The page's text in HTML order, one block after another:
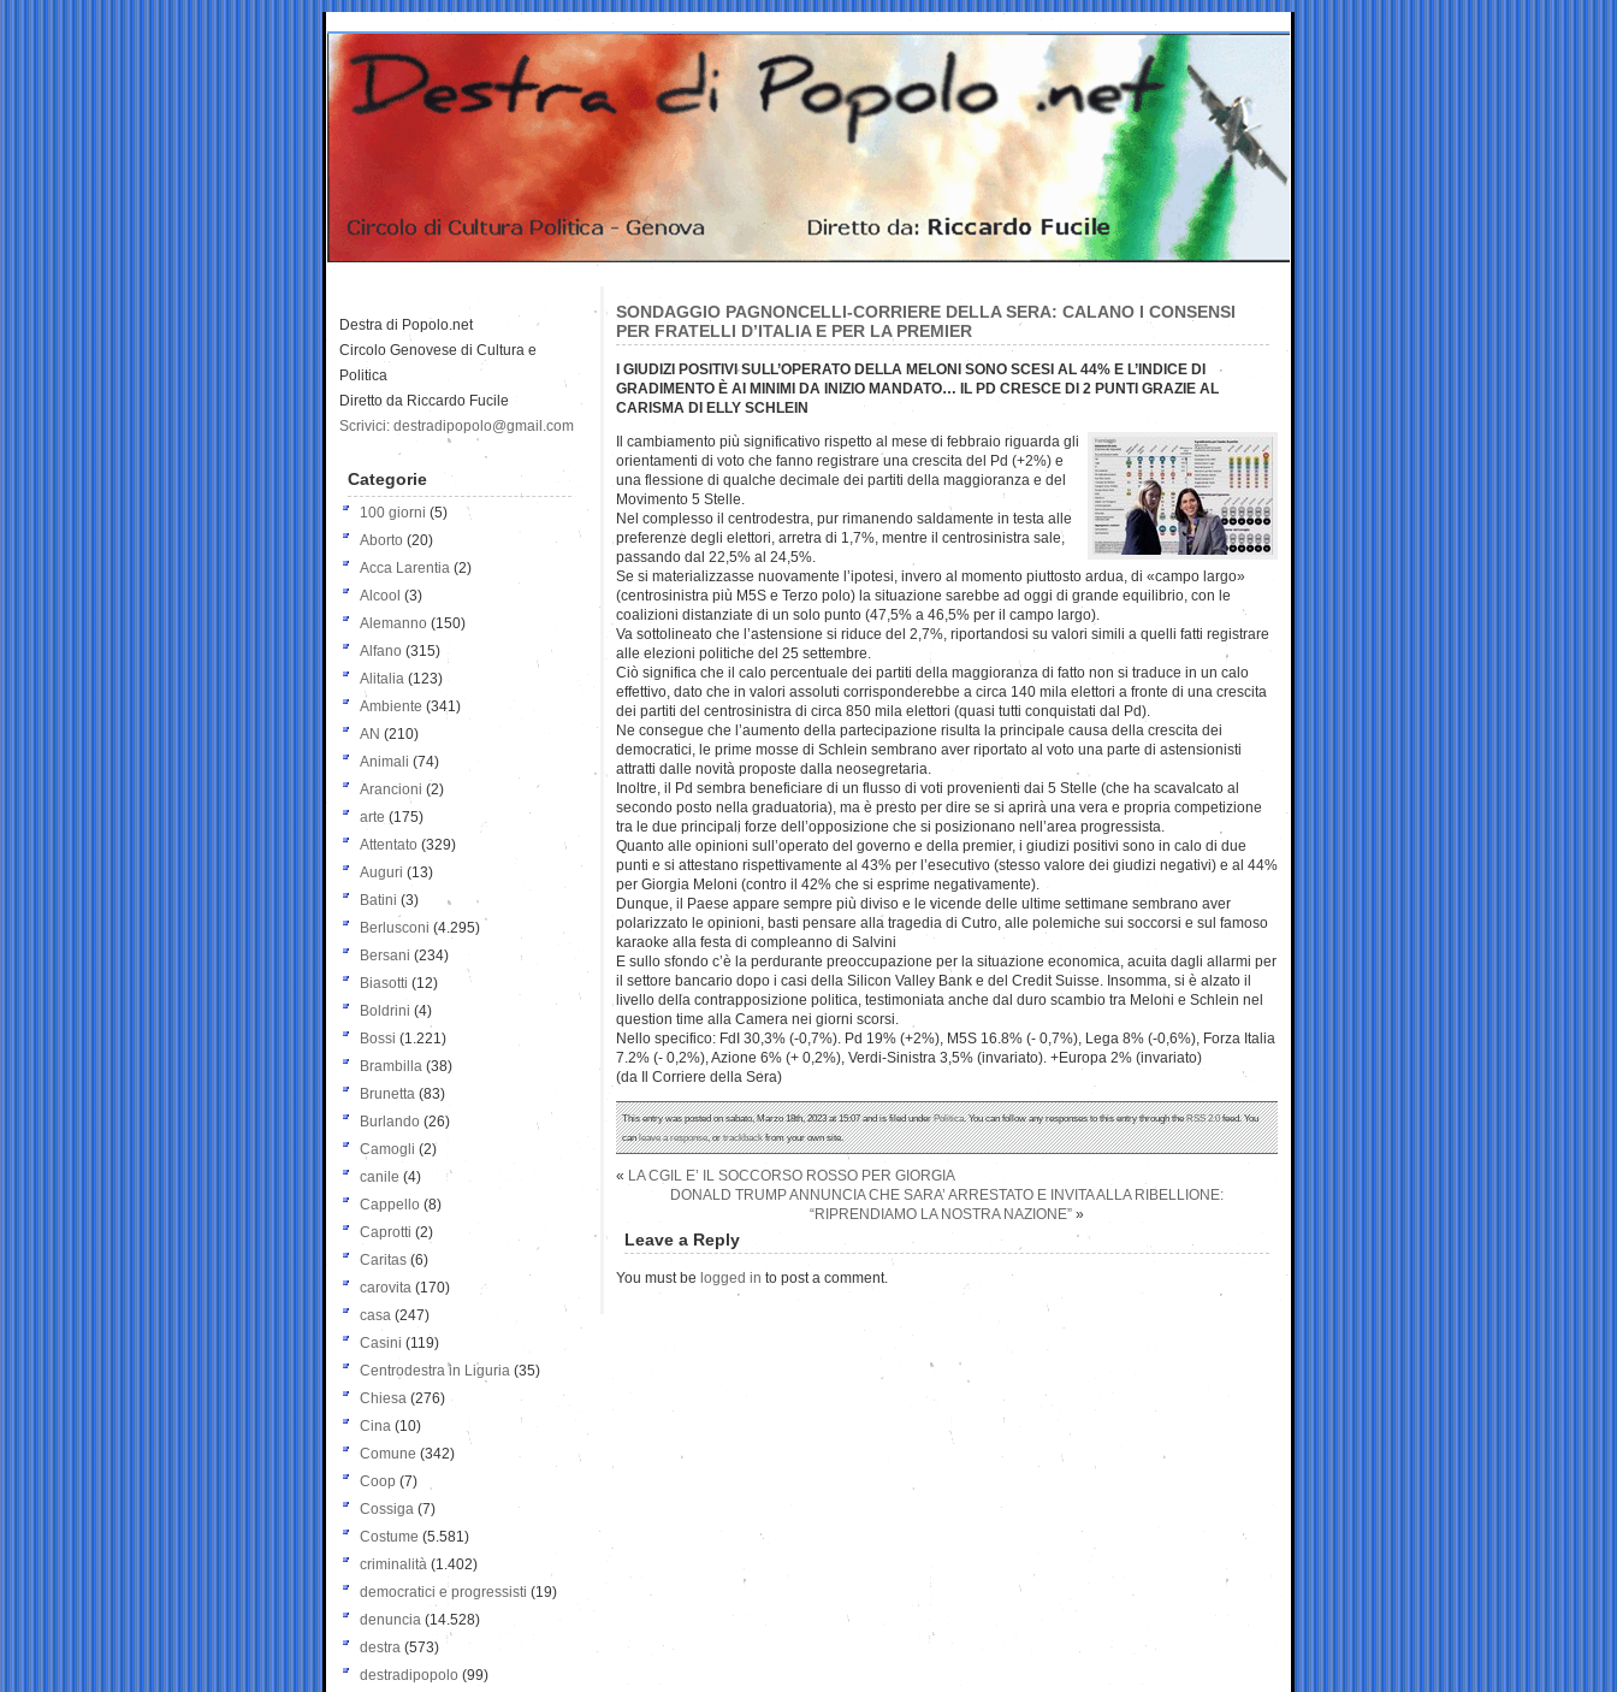
SONDAGGIO PAGNONCELLI-CORRIERE DELLA SERA: CALANO I CONSENSI
PER FRATELLI D’ITALIA E PER LA PREMIER
I GIUDIZI POSITIVI SULL’OPERATO DELLA MELONI SONO SCESI AL 44% E L’INDICE DI
GRADIMENTO È AI MINIMI DA INIZIO MANDATO… IL PD CRESCE DI 2 PUNTI GRAZIE AL
CARISMA DI ELLY SCHLEIN
Il cambiamento più significativo rispetto al mese di febbraio riguarda gli
orientamenti di voto che fanno registrare una crescita del Pd (+2%) e
una flessione di qualche decimale dei partiti della maggioranza e del
Movimento 5 Stelle.
Nel complesso il centrodestra, pur rimanendo saldamente in testa alle
preferenze degli elettori, arretra di 1,7%, mentre il centrosinistra sale,
passando dal 22,5% al 24,5%.
Se si materializzasse nuovamente l’ipotesi, invero al momento piuttosto ardua, di «campo largo»
(centrosinistra più M5S e Terzo polo) la situazione sarebbe ad oggi di grande equilibrio, con le
coalizioni distanziate di un solo punto (47,5% a 46,5% per il campo largo).
Va sottolineato che l’astensione si riduce del 2,7%, riportandosi su valori simili a quelli fatti registrare
alle elezioni politiche del 25 settembre.
Ciò significa che il calo percentuale dei partiti della maggioranza di fatto non si traduce in un calo
effettivo, dato che in valori assoluti corrisponderebbe a circa 140 mila elettori a fronte di una crescita
dei partiti del centrosinistra di circa 850 mila elettori (quasi tutti conquistati dal Pd).
Ne consegue che l’aumento della partecipazione risulta la principale causa della crescita dei
democratici, le prime mosse di Schlein sembrano aver riportato al voto una parte di astensionisti
attratti dalle novità proposte dalla neosegretaria.
Inoltre, il Pd sembra beneficiare di un flusso di voti provenienti dai 5 Stelle (che ha scavalcato al
secondo posto nella graduatoria), ma è presto per dire se si aprirà una vera e propria competizione
tra le due principali forze dell’opposizione che si posizionano nell’area progressista.
Quanto alle opinioni sull’operato del governo e della premier, i giudizi positivi sono in calo di due
punti e si attestano rispettivamente al 43% per l’esecutivo (stesso valore dei giudizi negativi) e al 44%
per Giorgia Meloni (contro il 42% che si esprime negativamente).
Dunque, il Paese appare sempre più diviso e le vicende delle ultime settimane sembrano aver
polarizzato le opinioni, basti pensare alla tragedia di Cutro, alle polemiche sui soccorsi e sul famoso
karaoke alla festa di compleanno di Salvini
E sullo sfondo c’è la perdurante preoccupazione per la situazione economica, acuita dagli allarmi per
il settore bancario dopo i casi della Silicon Valley Bank e del Credit Suisse. Insomma, si è alzato il
livello della contrapposizione politica, testimoniata anche dal duro scambio tra Meloni e Schlein nel
question time alla Camera nei giorni scorsi.
Nello specifico: FdI 30,3% (-0,7%). Pd 19% (+2%), M5S 16.8% (- 0,7%), Lega 8% (-0,6%), Forza Italia
7.2% (- 0,2%), Azione 6% (+ 0,2%), Verdi-Sinistra 3,5% (invariato). +Europa 2% (invariato)
(da Il Corriere della Sera)
This entry was posted on sabato, Marzo 18th, 2023 at 15:07 and is filed underPolitica. You can follow any responses to this entry through theRSS 2.0feed. You
canleave a response, ortrackbackfrom your own site.
« LA CGIL E’ IL SOCCORSO ROSSO PER GIORGIA
DONALD TRUMP ANNUNCIA CHE SARA’ ARRESTATO E INVITA ALLA RIBELLIONE:
“RIPRENDIAMO LA NOSTRA NAZIONE” »
Leave a Reply
You must be logged in to post a comment.
Destra di Popolo.net
Circolo Genovese di Cultura e
Politica
Diretto da Riccardo Fucile
Scrivici: destradipopolo@gmail.com
Categorie
100 giorni (5)
Aborto (20)
Acca Larentia (2)
Alcool (3)
Alemanno (150)
Alfano (315)
Alitalia (123)
Ambiente (341)
AN (210)
Animali (74)
Arancioni (2)
arte (175)
Attentato (329)
Auguri (13)
Batini (3)
Berlusconi (4.295)
Bersani (234)
Biasotti (12)
Boldrini (4)
Bossi (1.221)
Brambilla (38)
Brunetta (83)
Burlando (26)
Camogli (2)
canile (4)
Cappello (8)
Caprotti (2)
Caritas (6)
carovita (170)
casa (247)
Casini (119)
Centrodestra in Liguria (35)
Chiesa (276)
Cina (10)
Comune (342)
Coop (7)
Cossiga (7)
Costume (5.581)
criminalità (1.402)
democratici e progressisti (19)
denuncia (14.528)
destra (573)
destradipopolo (99)